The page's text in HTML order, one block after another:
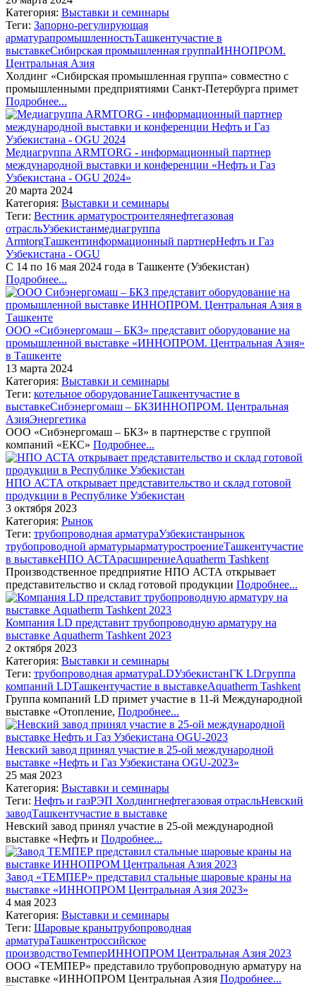
Категория: Выставки и семинары
Теги: Запорно-регулирующая
арматурапромышленностьТашкентучастие в
выставкеСибирская промышленная группаИННОПРОМ.
Центральная Азия
Холдинг «Сибирская промышленная группа» совместно с
промышленными предприятиями Санкт-Петербурга примет
Подробнее...
Медиагруппа ARMTORG - информационный партнер
международной выставки и конференции «Нефть и Газ
Узбекистана - OGU 2024»
20 марта 2024
Категория: Выставки и семинары
Теги: Вестник арматуростроителянефтегазовая
отрасльУзбекистанмедиагруппа
ArmtorgТашкентинформационный партнерНефть и Газ
Узбекистана - OGU
С 14 по 16 мая 2024 года в Ташкенте (Узбекистан)
Подробнее...
ООО «Сибэнергомаш – БКЗ» представит оборудование на
промышленной выставке «ИННОПРОМ. Центральная Азия»
в Ташкенте
13 марта 2024
Категория: Выставки и семинары
Теги: котельное оборудованиеТашкентучастие в
выставкеСибэнергомаш – БКЗИННОПРОМ. Центральная
АзияЭнергетика
ООО «Сибэнергомаш – БКЗ» в партнерстве с группой
компаний «ЕКС» Подробнее...
НПО АСТА открывает представительство и склад готовой
продукции в Республике Узбекистан
3 октября 2023
Категория: Рынок
Теги: трубопроводная арматураУзбекистанрынок
трубопроводной арматурыарматуростроениеТашкентучастие
в выставкеНПО АСТАрасширениеAquatherm Tashkent
Производственное предприятие НПО АСТА открывает
представительство и склад готовой продукции Подробнее...
Компания LD представит трубопроводную арматуру на
выставке Aquatherm Tashkent 2023
2 октября 2023
Категория: Выставки и семинары
Теги: трубопроводная арматураLDУзбекистанГК LDгруппа
компаний LDТашкентучастие в выставкеAquatherm Tashkent
Группа компаний LD примет участие в 11-й Международной
выставке «Отопление, Подробнее...
Невский завод принял участие в 25-ой международной
выставке «Нефть и Газ Узбекистана OGU-2023»
25 мая 2023
Категория: Выставки и семинары
Теги: Нефть и газРЭП Холдингнефтегазовая отрасльНевский
заводТашкентучастие в выставке
Невский завод принял участие в 25-ой международной
выставке «Нефть и Подробнее...
Завод «ТЕМПЕР» представил стальные шаровые краны на
выставке «ИННОПРОМ Центральная Азия 2023»
4 мая 2023
Категория: Выставки и семинары
Теги: Шаровые кранытрубопроводная
арматураТашкентроссийское
производствоТемперИННОПРОМ Центральная Азия 2023
ООО «ТЕМПЕР» представило трубопроводную арматуру на
выставке «ИННОПРОМ Центральная Азия Подробнее...